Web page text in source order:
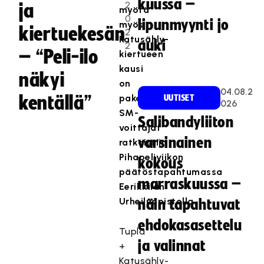
ja
kiertuekesän
– “Peli-ilo
näkyi
kentällä”
2
0
2
2
myötä
myös
Katusähly-
kiertueen
kausi
on
paketissa.
SM-
voittajat
ratkaistiin
Pihapeliviikon
päätöstapahtumassa
Eerikkilän
Urheiluopistolla.
Tupla
+
Katusähly-
kuussa –
lipunmyynti jo
auki
UUTISET
04.08.2
026
Salibandyliiton
varsinainen
kokous
marraskuussa –
näin tapahtuvat
ehdokasasettelu
ja valinnat